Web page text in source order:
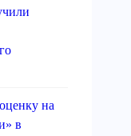
на
в